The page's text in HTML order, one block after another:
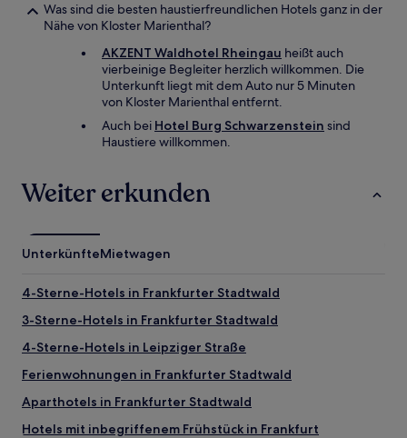
Was sind die besten haustierfreundlichen Hotels ganz in der
Nähe von Kloster Marienthal?
AKZENT Waldhotel Rheingau heißt auch
vierbeinige Begleiter herzlich willkommen. Die
Unterkunft liegt mit dem Auto nur 5 Minuten
von Kloster Marienthal entfernt.
Auch bei Hotel Burg Schwarzenstein sind
Haustiere willkommen.
Weiter erkunden
UnterkünfteMietwagen
4-Sterne-Hotels in Frankfurter Stadtwald
3-Sterne-Hotels in Frankfurter Stadtwald
4-Sterne-Hotels in Leipziger Straße
Ferienwohnungen in Frankfurter Stadtwald
Aparthotels in Frankfurter Stadtwald
Hotels mit inbegriffenem Frühstück in Frankfurt